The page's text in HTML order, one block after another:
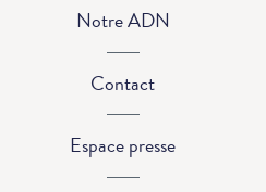
Notre ADN
Contact
Espace presse